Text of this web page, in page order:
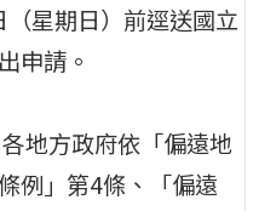
星期日）前逕送國立
申請。
地方政府依「偏遠地
例」第4條、「偏遠